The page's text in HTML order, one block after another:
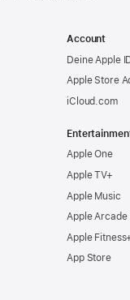
Account
Deine Apple
Apple Store
iCloud.com
Apple One
Apple TV+
Apple Music
Apple Arcade
Apple
App Store